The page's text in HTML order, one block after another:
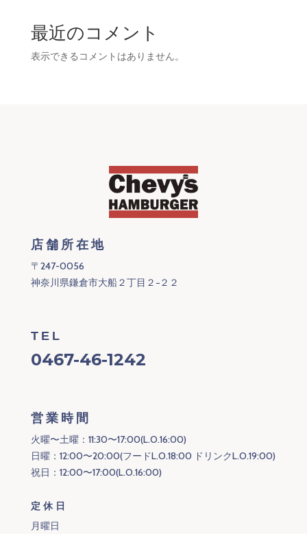
最近のコメント
表示できるコメントはありません。
店舗所在地
〒247-0056
神奈川県鎌倉市大船２丁目２−２２
TEL
0467-46-1242
営業時間
火曜〜土曜：11:30〜17:00(L.O.16:00)
日曜：12:00〜20:00(フードL.O.18:00 ドリンクL.O.19:00)
祝日：12:00〜17:00(L.O.16:00)
定休日
月曜日